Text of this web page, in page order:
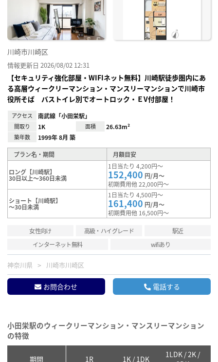
川崎市川崎区
情報更新日 2026/08/02 12:31
【セキュリティ強化部屋・WIFIネット無料】川崎駅徒歩圏内にあ
る高層ウィークリーマンション・マンスリーマンションで川崎市
役所そば バストイレ別でオートロック・ＥV付部屋！
アクセス 南武線「小田栄駅」
間取り 1K 面積 26.63m²
築年数 1999年 8月 築
プラン名・期間 月額目安
ロング【川崎駅】
30日以上～360日未満
1日当たり 4,200円～
152,400 円/月～
初期費用他 22,000円～
ショート【川崎駅】
～30日未満
1日当たり 4,500円～
161,400 円/月～
初期費用他 16,500円～
女性向け 高級・ハイグレード
駅近
インターネット無料
wifiあり
神奈川県 川崎市川崎区
お問合わせ 電話する
小田栄駅のウィークリーマンション・マンスリーマンション
の特徴
期間 1R 1K / 1DK
1LDK / 2K /